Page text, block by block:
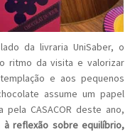
da livraria UniSaber, o
ritmo da visita e valorizar
e aos pequenos
assume um papel
CASACOR deste ano,
à reflexão sobre equilíbrio,